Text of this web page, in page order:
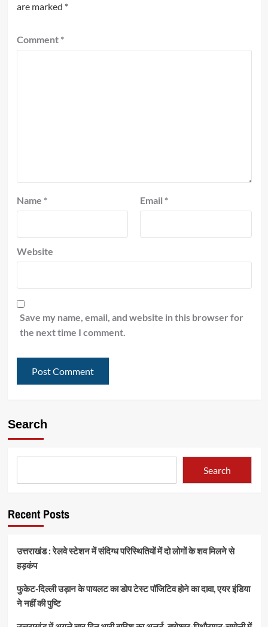
are marked *
Comment *
Name * Email *
Website
Save my name, email, and website in this browser for
the next time I comment.
Search
Search
Recent Posts
उत्तराखंड : रेलवे स्टेशन में संदिग्ध परिस्थितियों में दो लोगों के शव मिलने से
हड़कंप
फुकेट-दिल्ली उड़ान के पायलट का डोप टेस्ट पॉजिटिव होने का दावा, एयर इंडिया
ने नहीं की पुष्टि